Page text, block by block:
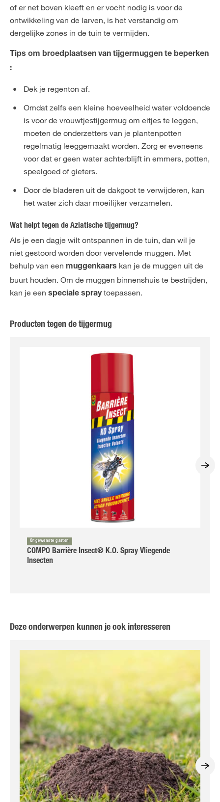
of er net boven kleeft en er vocht nodig is voor de
ontwikkeling van de larven, is het verstandig om
dergelijke zones in de tuin te vermijden.
Tips om broedplaatsen van tijgermuggen te beperken
:
Dek je regenton af.
Omdat zelfs een kleine hoeveelheid water voldoende
is voor de vrouwtjestijgermug om eitjes te leggen,
moeten de onderzetters van je plantenpotten
regelmatig leeggemaakt worden. Zorg er eveneens
voor dat er geen water achterblijft in emmers, potten,
speelgoed of gieters.
Door de bladeren uit de dakgoot te verwijderen, kan
het water zich daar moeilijker verzamelen.
Wat helpt tegen de Aziatische tijgermug?
Als je een dagje wilt ontspannen in de tuin, dan wil je
niet gestoord worden door vervelende muggen. Met
behulp van een muggenkaars kan je de muggen uit de
buurt houden. Om de muggen binnenshuis te bestrijden,
kan je een speciale spraytoepassen.
Producten tegen de tijgermug
Ongewenste gasten
COMPO Barrière Insect® K.O. Spray Vliegende
Insecten
Deze onderwerpen kunnen je ook interesseren